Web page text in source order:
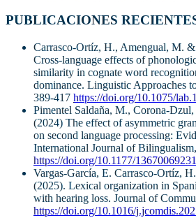
PUBLICACIONES
Carrasco-Ortíz, H., Amengual, M.
Cross-language effects of
similarity in cognate word
dominance. Linguistic Approaches
389-417 https://doi.org/10.1075/
Pimentel Saldaña, M., Corona-
(2024) The effect of asymmetric
on second language processing:
International Journal of Bilingualism,
https://doi.org/10.1177/
Vargas-García, E. Carrasco-Ortíz,
(2025). Lexical organization in
with hearing loss. Journal of
https://doi.org/10.1016/